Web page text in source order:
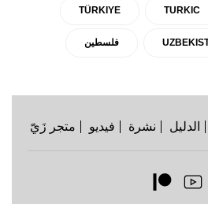
TURKIC
TÜRKIYE
فلسطين
الدليل نشرة فيديو متجر زَيّ